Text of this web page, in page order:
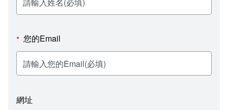
新聞媒體專區
校園行事曆
報名系統
線上報名查詢
影音資訊
學習指導中心
輔導處
研發處
秘書處出納組
大眾傳播學系
外國語文學系
文化藝術學系
健康管理與促進學系
校務系統
課程大綱
網路選課
校園行事曆
校內系統
資訊服務線上報修系統
消耗品申請
教室‧會議室預約系統
問卷調查
法令規章
政府公開資訊
* 您的Email
網址